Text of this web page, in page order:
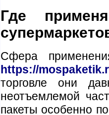
Где
Сфера
https://
торговле они
неотъемлемой
пакеты особенно